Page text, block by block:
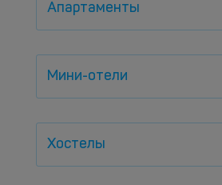
Апартаменты
Мини-отели
Хостелы